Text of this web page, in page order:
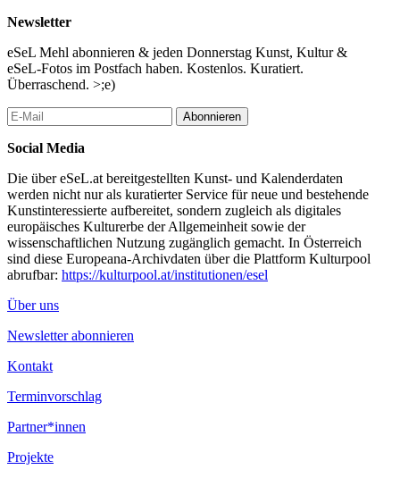
Newsletter
eSeL Mehl abonnieren & jeden Donnerstag Kunst, Kultur &
eSeL-Fotos im Postfach haben. Kostenlos. Kuratiert.
Überraschend. >;e)
Abonnieren
Social Media
Die über eSeL.at bereitgestellten Kunst- und Kalenderdaten
werden nicht nur als kuratierter Service für neue und bestehende
Kunstinteressierte aufbereitet, sondern zugleich als digitales
europäisches Kulturerbe der Allgemeinheit sowie der
wissenschaftlichen Nutzung zugänglich gemacht. In Österreich
sind diese Europeana-Archivdaten über die Plattform Kulturpool
abrufbar: https://kulturpool.at/institutionen/esel
Über uns
Newsletter abonnieren
Kontakt
Terminvorschlag
Partner*innen
Projekte